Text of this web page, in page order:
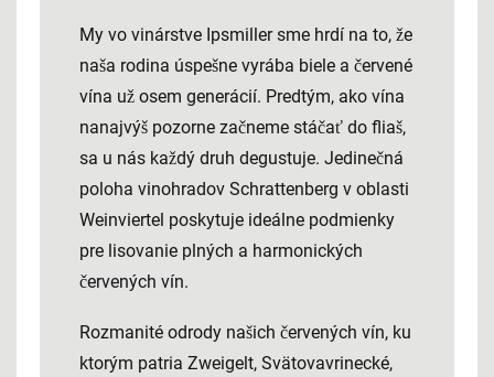
My vo vinárstve Ipsmiller sme hrdí na to, že
naša rodina úspešne vyrába biele a červené
vína už osem generácií. Predtým, ako vína
nanajvýš pozorne začneme stáčať do fliaš,
sa u nás každý druh degustuje. Jedinečná
poloha vinohradov Schrattenberg v oblasti
Weinviertel poskytuje ideálne podmienky
pre lisovanie plných a harmonických
červených vín.
Rozmanité odrody našich červených vín, ku
ktorým patria Zweigelt, Svätovavrinecké,